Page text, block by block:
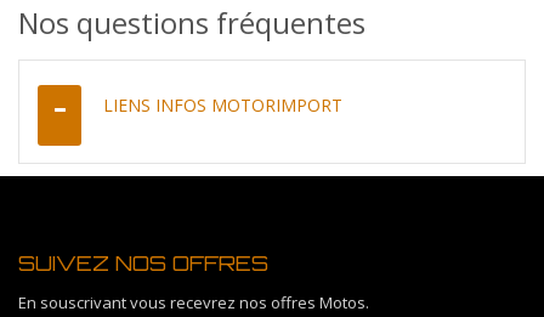
Nos questions fréquentes
LIENS INFOS MOTORIMPORT
SUIVEZ NOS OFFRES
En souscrivant vous recevrez nos offres Motos.